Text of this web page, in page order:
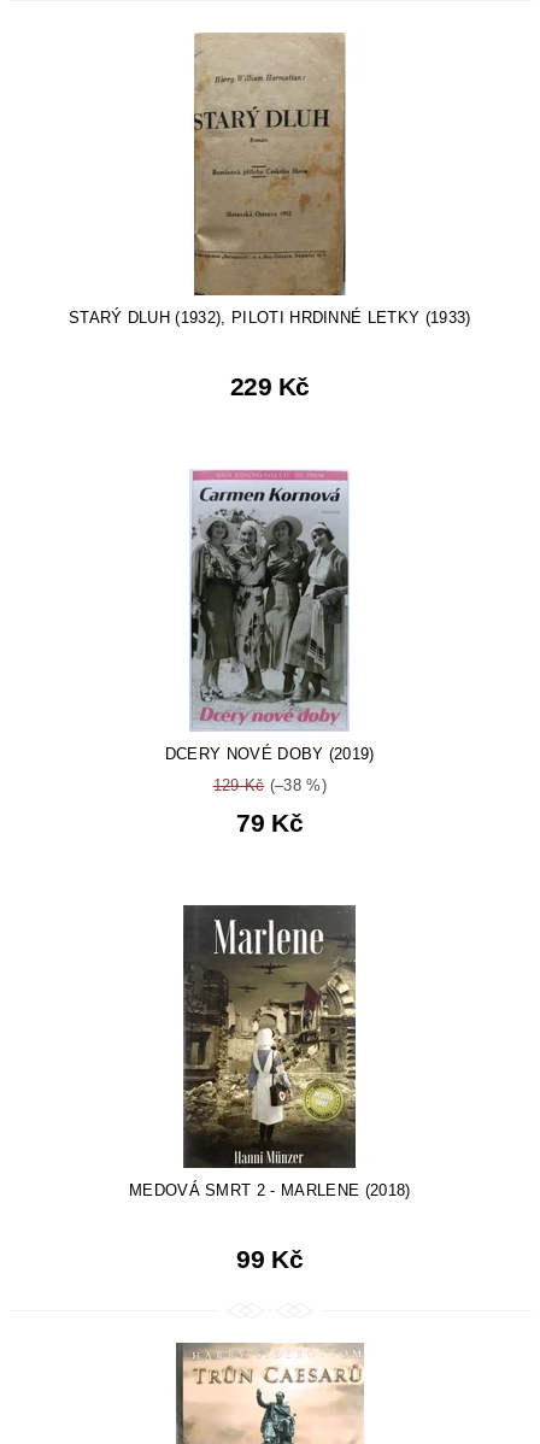
STARÝ DLUH (1932), PILOTI HRDINNÉ LETKY (1933)
229 Kč
DCERY NOVÉ DOBY (2019)
129 Kč(–38 %)
79 Kč
MEDOVÁ SMRT 2 - MARLENE (2018)
99 Kč